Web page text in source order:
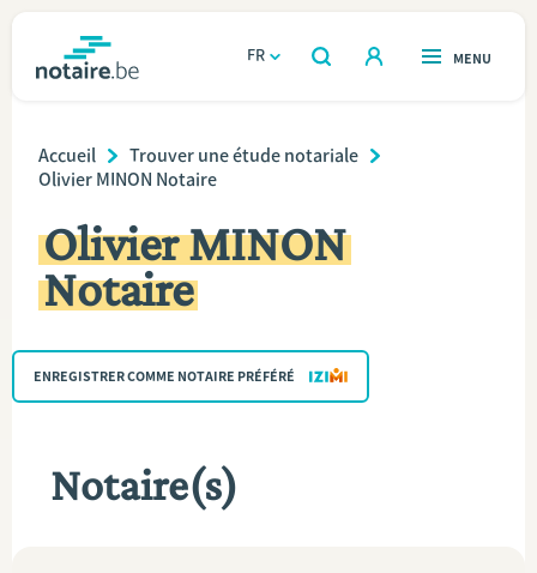
FR
OUVERT
RECHERCHER
OUVERT
MENU
Immobilier
Relations et vivre ensemble
Héritage et donations
Entreprendre
Calculateurs
TROUVER UN NOTAIRE
Breadcrumb
Accueil
Trouver une étude notariale
Olivier MINON Notaire
Olivier MINON
Notaire
ENREGISTRER COMME NOTAIRE PRÉFÉRÉ
Notaire(s)